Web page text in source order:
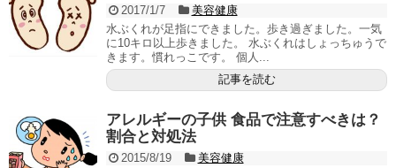
2017/1/7
美容健康
水ぶくれが足指にできました。歩き過ぎました。一気
に10キロ以上歩きました。 水ぶくれはしょっちゅうで
きます。慣れっこです。 個人...
記事を読む
アレルギーの子供 食品で注意すべきは？
割合と対処法
2015/8/19
美容健康